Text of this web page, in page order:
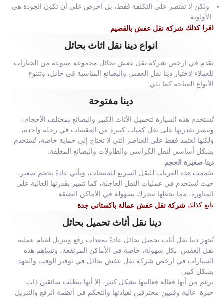
ولكن لا تقتصر على التكلفة فقط، بل احرص على أن تكون الجودة هي
الأولوية.
اقرا كذلك شركة نقل عفش بالقصيم
انواع دينا نقل اثاث بحائل
نقدم في ارخص شركة نقل عفش بحائل مجموعة متنوعة من الخيارات
للعملاء لاختيار دينا نقل العفش والبضائع المناسبة في حائل، وتتنوع
الأنواع المتاحة كما يلي:
دينا مفتوحة
تُستخدم هذه السيارة لتحميل الأثاث الكبير والبضائع بمختلف الأحجام،
وتتميز بقدرتها على نقل كميات كبيرة من المقتنيات في رحلة واحدة،
ولكنها تُعتمد فقط على العناصر التي لا تحتاج إلى حماية خاصة، تُستخدم
بشكل أساسي لنقل الكراسي والطاولات والبضائع المغلفة.
دينا صغيرة الحجم
صُممت هذه العربات للنقل السريع للمنتجات، وتأتي عادةً بحجم صغير،
حيث تُستخدم في عمليات النقل العاجلة، كما تتميز بقدرتها العالية على
المناورة، مما يجعلها تتحرك بسهولة في الأماكن الضيقة.
تابع كذلك شركة نقل عفش عمالة باكستاني جدة
دينا نقل أثاث تحميل بحائل
تُجهز دينا نقل أثاث تحميل بحائل عادةً بمعدات رفع وتنزيل لقيام عملية
نقل العفش بكل سهولة، خاصة في الأماكن المرتفعة، وتساهم هذه
السيارات في ارخص شركة نقل عفش بحائل في توفير الوقت والجهد
بشكل كبير.
برغم من أنها فعالة فعاليتها بشكل كبير، إلا أنها تتطلب سائقين ذات
خبرة عالية وفنيين محترفين لقيادتها والتحكم في أنظمة الرفع والتنزيل